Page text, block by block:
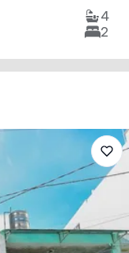
4
2